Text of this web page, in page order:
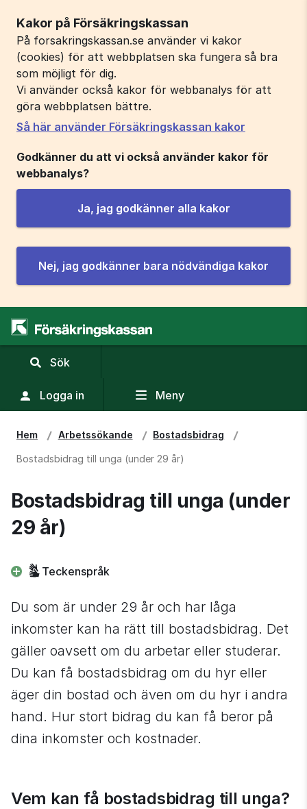
Kakor på Försäkringskassan
På forsakringskassan.se använder vi kakor
(cookies) för att webbplatsen ska fungera så bra
som möjligt för dig.
Vi använder också kakor för webbanalys för att
göra webbplatsen bättre.
Så här använder Försäkringskassan kakor
Godkänner du att vi också använder kakor för
webbanalys?
Ja, jag godkänner alla kakor
Nej, jag godkänner bara nödvändiga kakor
Sök
sökfält
Logga in Meny
Hem Arbets­sökande Bostadsbidrag
Bostadsbidrag till unga (under 29 år)
Bostadsbidrag till unga (under
29 år)
Teckenspråk
Du som är under 29 år och har låga
inkomster kan ha rätt till bostadsbidrag. Det
gäller oavsett om du arbetar eller studerar.
Du kan få bostadsbidrag om du hyr eller
äger din bostad och även om du hyr i andra
hand. Hur stort bidrag du kan få beror på
dina inkomster och kostnader.
Vem kan få bostadsbidrag till unga?